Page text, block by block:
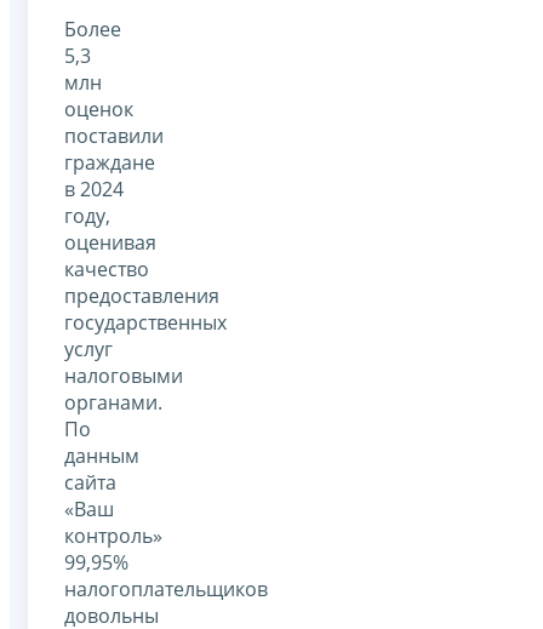
Более
5,3
млн
оценок
поставили
граждане
в 2024
году,
оценивая
качество
предоставления
государственных
услуг
налоговыми
органами.
По
данным
сайта
«Ваш
контроль»
99,95%
налогоплательщиков
довольны